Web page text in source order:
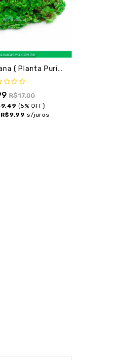
Azolla caroliniana ( Planta Purificadora)
R$17,00
(5% OFF)
R$9,99 s/juros